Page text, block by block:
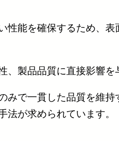
能を確保するため、
製品品質に直接影響を
で一貫した品質を維
が求められています。